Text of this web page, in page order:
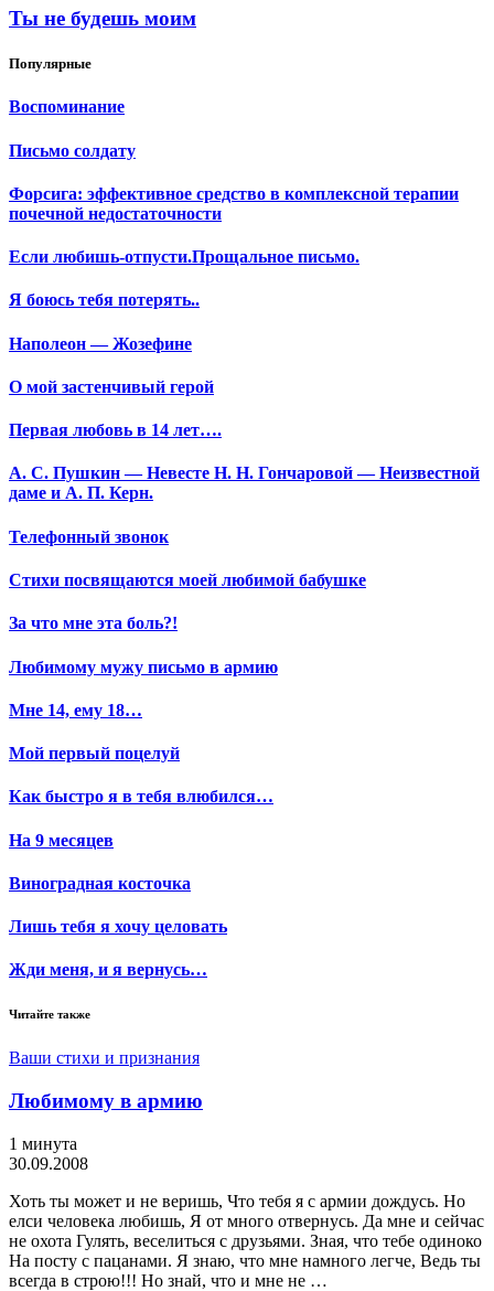
Ты не будешь моим
Популярные
Воспоминание
Письмо солдату
Форсига: эффективное средство в комплексной терапии
почечной недостаточности
Если любишь-отпусти.Прощальное письмо.
Я боюсь тебя потерять..
Наполеон — Жозефине
О мой застенчивый герой
Первая любовь в 14 лет….
А. С. Пушкин — Невесте Н. Н. Гончаровой — Неизвестной
даме и А. П. Керн.
Телефонный звонок
Стихи посвящаются моей любимой бабушке
За что мне эта боль?!
Любимому мужу письмо в армию
Мне 14, ему 18…
Мой первый поцелуй
Как быстро я в тебя влюбился…
На 9 месяцев
Виноградная косточка
Лишь тебя я хочу целовать
Жди меня, и я вернусь…
Читайте также
Ваши стихи и признания
Любимому в армию
1 минута
30.09.2008
Хоть ты может и не веришь, Что тебя я с армии дождусь. Но
елси человека любишь, Я от много отвернусь. Да мне и сейчас
не охота Гулять, веселиться с друзьями. Зная, что тебе одиноко
На посту с пацанами. Я знаю, что мне намного легче, Ведь ты
всегда в строю!!! Но знай, что и мне не …